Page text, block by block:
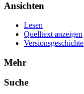
Ansichten
Lesen
Quelltext anzeigen
Versionsgeschichte
Mehr
Suche